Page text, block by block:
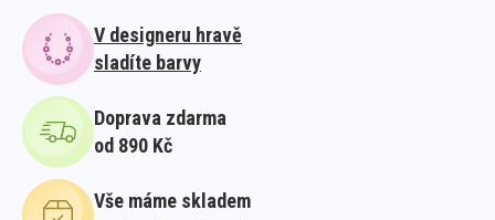
V designeru hravě
sladíte barvy
Doprava zdarma
od 890 Kč
Vše máme skladem